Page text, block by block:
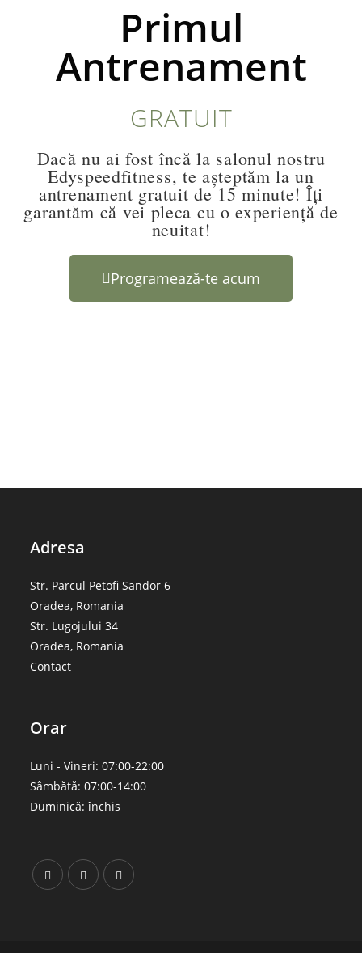
Primul
Antrenament
GRATUIT
Dacă nu ai fost încă la salonul nostru
Edyspeedfitness, te așteptăm la un
antrenament gratuit de 15 minute! Îți
garantăm că vei pleca cu o experiență de
neuitat!
Programează-te acum
Adresa
Str. Parcul Petofi Sandor 6
Oradea, Romania
Str. Lugojului 34
Oradea, Romania
Contact
Orar
Luni - Vineri: 07:00-22:00
Sâmbătă: 07:00-14:00
Duminică: închis